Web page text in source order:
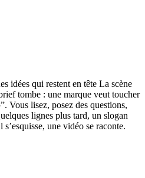
idées qui restent en tête La scène
tombe : une marque veut toucher
Vous lisez, posez des questions,
lignes plus tard, un slogan
une vidéo se raconte.